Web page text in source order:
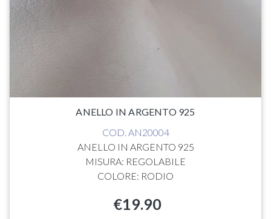
ANELLO IN ARGENTO 925
COD. AN20004
ANELLO IN ARGENTO 925
MISURA: REGOLABILE
COLORE: RODIO
€19.90